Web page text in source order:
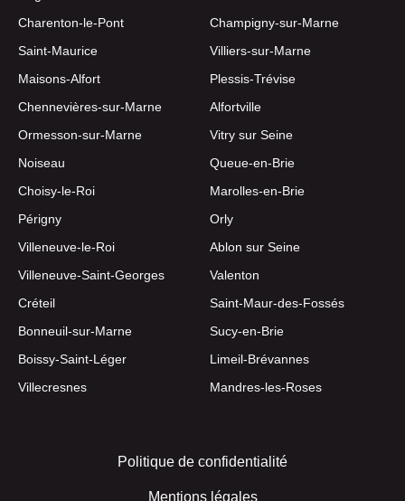
Charenton-le-Pont
Champigny-sur-Marne
Saint-Maurice
Villiers-sur-Marne
Maisons-Alfort
Plessis-Trévise
Chennevières-sur-Marne
Alfortville
Ormesson-sur-Marne
Vitry sur Seine
Noiseau
Queue-en-Brie
Choisy-le-Roi
Marolles-en-Brie
Périgny
Orly
Villeneuve-le-Roi
Ablon sur Seine
Villeneuve-Saint-Georges
Valenton
Créteil
Saint-Maur-des-Fossés
Bonneuil-sur-Marne
Sucy-en-Brie
Boissy-Saint-Léger
Limeil-Brévannes
Villecresnes
Mandres-les-Roses
Politique de confidentialité
Mentions légales